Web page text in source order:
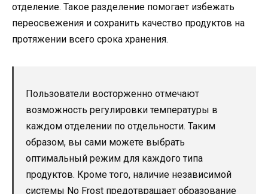
отделение. Такое разделение помогает избежать
переосвежения и сохранить качество продуктов на
протяжении всего срока хранения.
Пользователи восторженно отмечают
возможность регулировки температуры в
каждом отделении по отдельности. Таким
образом, вы сами можете выбрать
оптимальный режим для каждого типа
продуктов. Кроме того, наличие независимой
системы No Frost предотвращает образование